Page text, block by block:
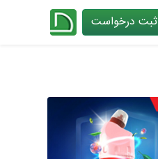
ثبت درخواست